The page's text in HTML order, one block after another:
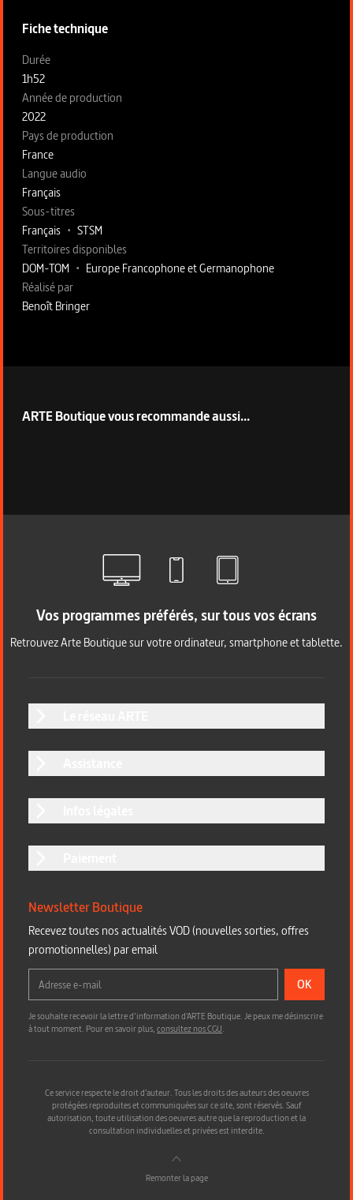
Fiche technique
Fiche technique section gauche
Durée
1h52
Année de production
2022
Pays de production
France
Langue audio
Français
Sous-titres
Français • STSM
Territoires disponibles
DOM-TOM • Europe Francophone et Germanophone
Fiche technique section droite
Réalisé par
Benoît Bringer
ARTE Boutique vous recommande aussi...
Vos programmes préférés, sur tous vos écrans
Retrouvez Arte Boutique sur votre ordinateur, smartphone et tablette.
Newsletter Boutique
Recevez toutes nos actualités VOD (nouvelles sorties, offres
promotionnelles) par email
OK
Je souhaite recevoir la lettre d’information d'ARTE Boutique. Je peux me désinscrire
à tout moment. Pour en savoir plus,consultez nos CGU.
Ce service respecte le droit d’auteur. Tous les droits des auteurs des oeuvres
protégées reproduites et communiquées sur ce site, sont réservés. Sauf
autorisation, toute utilisation des oeuvres autre que la reproduction et la
consultation individuelles et privées est interdite.
Remonter la page